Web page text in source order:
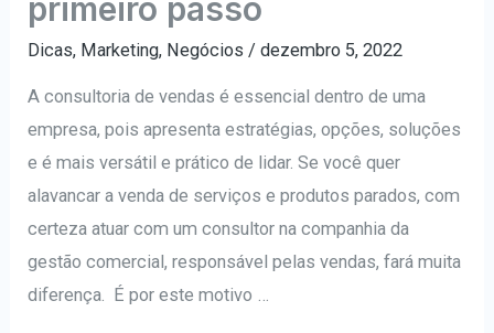
primeiro passo
Dicas, Marketing, Negócios /dezembro 5, 2022
A consultoria de vendas é essencial dentro de uma
empresa, pois apresenta estratégias, opções, soluções
e é mais versátil e prático de lidar. Se você quer
alavancar a venda de serviços e produtos parados, com
certeza atuar com um consultor na companhia da
gestão comercial, responsável pelas vendas, fará muita
diferença. É por este motivo …